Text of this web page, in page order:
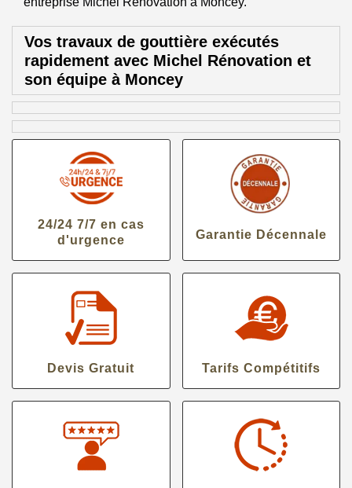
Vos travaux de gouttière exécutés
rapidement avec Michel Rénovation et
son équipe à Moncey
24/24 7/7 en cas
d'urgence
Garantie Décennale
Devis Gratuit Tarifs Compétitifs